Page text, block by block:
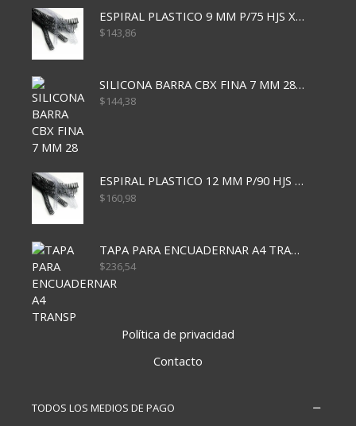
ESPIRAL PLASTICO 9 MM P/75 HJS X50X2400
$143,86
SILICONA BARRA CBX FINA 7 MM 28 CM
$144,38
ESPIRAL PLASTICO 12 MM P/90 HJS X50X1500
$160,98
TAPA PARA ENCUADERNAR A4 TRANSP x50x500
$236,54
Política de privacidad
Contacto
TODOS LOS MEDIOS DE PAGO